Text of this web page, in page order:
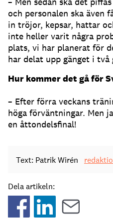
och personalen ska även
in tröjor, kepsar, hattar
inte heller varit några
plats, vi har planerat för
har delat upp gänget i två
Hur kommer det gå för
– Efter förra veckans
höga förväntningar. Men
en åttondelsfinal!
Text: Patrik Wirén
Dela artikeln: